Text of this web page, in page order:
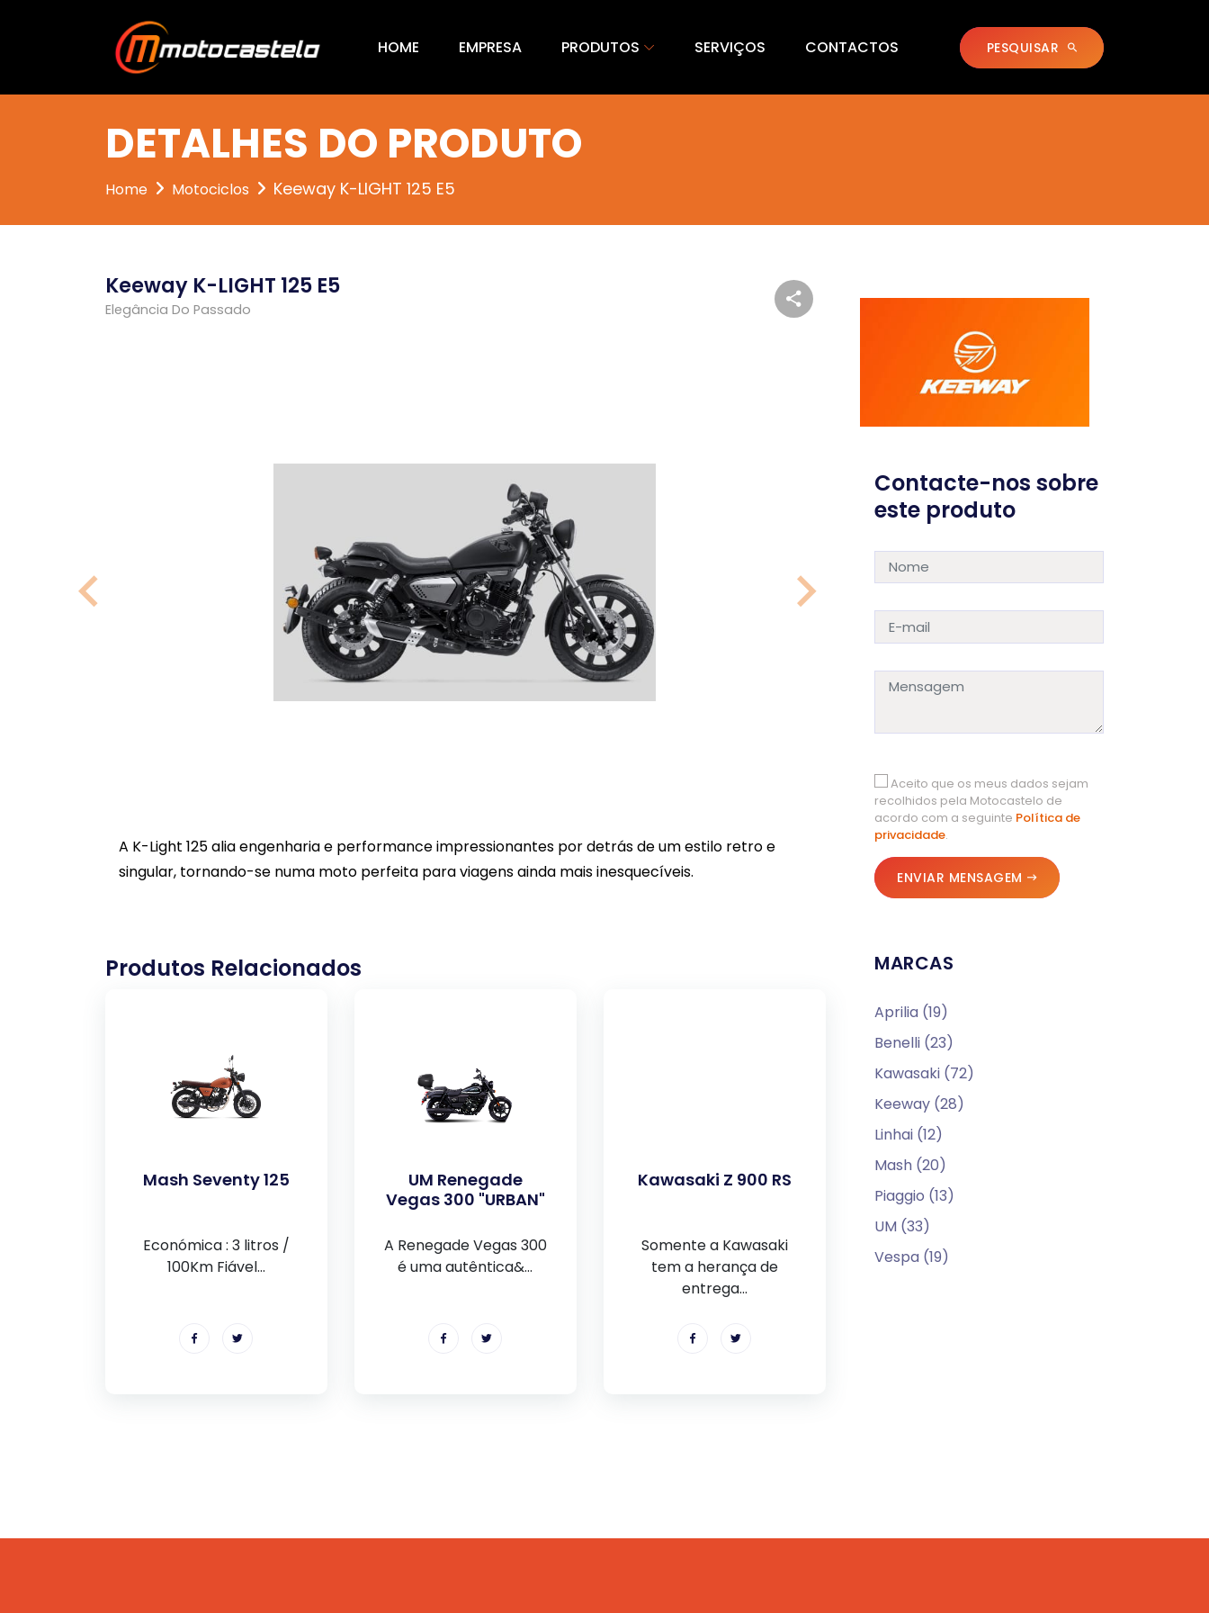
HOME EMPRESA PRODUTOS SERVIÇOS CONTACTOS PESQUISAR
DETALHES DO PRODUTO
Home Motociclos Keeway K-LIGHT 125 E5
Keeway K-LIGHT 125 E5
Elegância Do Passado
A K-Light 125 alia engenharia e performance impressionantes por detrás de um estilo retro e
singular, tornando-se numa moto perfeita para viagens ainda mais inesquecíveis.
Produtos Relacionados
Mash Seventy 125
Económica : 3 litros /
100Km Fiável...
UM Renegade
Vegas 300 "URBAN"
A Renegade Vegas 300
é uma autêntica&...
Kawasaki Z 900 RS
Somente a Kawasaki
tem a herança de
entrega...
Contacte-nos sobre
este produto
Aceito que os meus dados sejam
recolhidos pela Motocastelo de
acordo com a seguinte Política de
privacidade.
ENVIAR MENSAGEM
MARCAS
Aprilia (19)
Benelli (23)
Kawasaki (72)
Keeway (28)
Linhai (12)
Mash (20)
Piaggio (13)
UM (33)
Vespa (19)